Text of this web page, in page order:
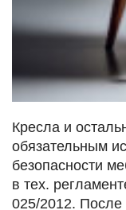
Кресла и
обязательным
безопасности
в тех.
025/2012. После